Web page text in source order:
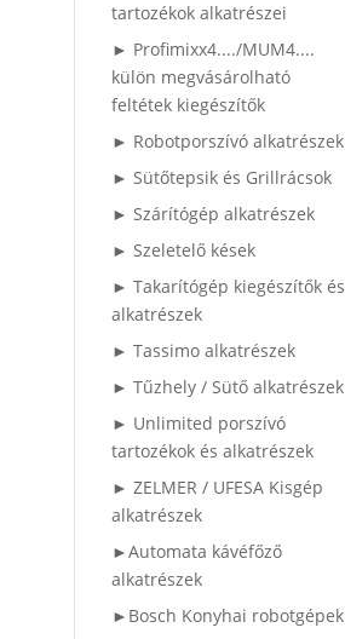
tartozékok alkatrészei
► Profimixx4..../MUM4....
külön megvásárolható
feltétek kiegészítők
► Robotporszívó alkatrészek
► Sütőtepsik és Grillrácsok
► Szárítógép alkatrészek
► Szeletelő kések
► Takarítógép kiegészítők és
alkatrészek
► Tassimo alkatrészek
► Tűzhely / Sütő alkatrészek
► Unlimited porszívó
tartozékok és alkatrészek
► ZELMER / UFESA Kisgép
alkatrészek
►Automata kávéfőző
alkatrészek
►Bosch Konyhai robotgépek